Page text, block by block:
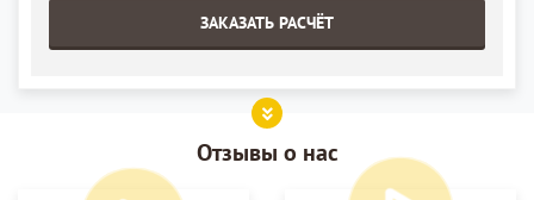
ЗАКАЗАТЬ РАСЧЁТ
Отзывы о нас